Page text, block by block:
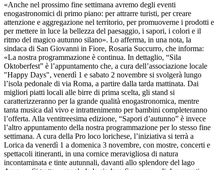
«Anche nel prossimo fine settimana avremo degli eventi
enogastronomici di primo piano: per attrarre turisti, per creare
attenzione e aggregazione nel territorio, per promuoverne i prodotti e
per mettere in luce la bellezza del paesaggio, i sapori, i colori e il
ritmo del magico autunno silano». Lo afferma, in una nota, la
sindaca di San Giovanni in Fiore, Rosaria Succurro, che informa:
«La nostra programmazione è continua. In dettaglio, “Sila
Oktoberfest” è l’appuntamento che, a cura dell’associazione locale
"Happy Days", venerdì 1 e sabato 2 novembre si svolgerà lungo
l’isola pedonale di via Roma, a partire dalla tarda mattinata. Dai
migliori piatti locali alle birre di prima scelta, gli stand si
caratterizzeranno per la grande qualità enogastronomica, mentre
tanta musica dal vivo e intrattenimento per bambini completeranno
l’offerta. Alla ventitreesima edizione, “Sapori d’autunno” è invece
l’altro appuntamento della nostra programmazione per lo stesso fine
settimana. A cura della Pro loco lorichese, l’iniziativa si terrà a
Lorica da venerdì 1 a domenica 3 novembre, con mostre, concerti e
spettacoli itineranti, in una cornice meravigliosa di natura
incontaminata e tinte autunnali, davanti allo splendore del lago